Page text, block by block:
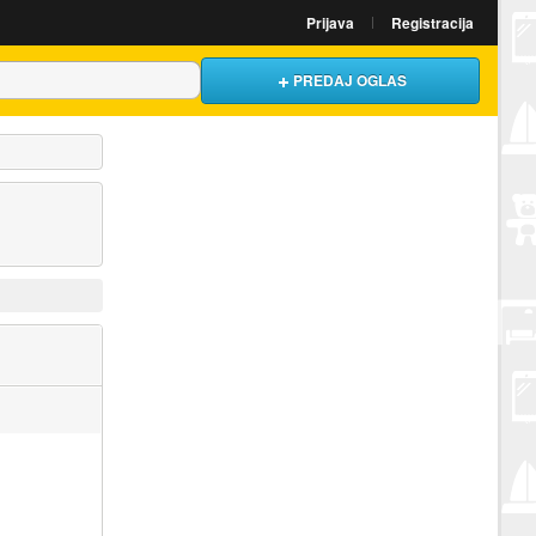
Prijava Registracija
PREDAJ OGLAS